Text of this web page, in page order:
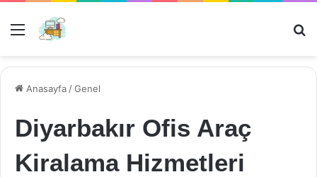
Menü
Anasayfa /Genel
Diyarbakır Ofis Araç
Kiralama Hizmetleri